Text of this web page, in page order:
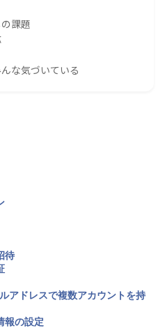
課題
な気づいている
待
アドレスで複数アカウントを持
報の設定